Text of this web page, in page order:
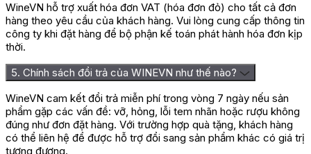
WineVN hỗ trợ xuất hóa đơn VAT (hóa đơn đỏ) cho tất cả đơn
hàng theo yêu cầu của khách hàng. Vui lòng cung cấp thông tin
công ty khi đặt hàng để bộ phận kế toán phát hành hóa đơn kịp
thời.
5. Chính sách đổi trả của WINEVN như thế nào?
WineVN cam kết đổi trả miễn phí trong vòng 7 ngày nếu sản
phẩm gặp các vấn đề: vỡ, hỏng, lỗi tem nhãn hoặc rượu không
đúng như đơn đặt hàng. Với trường hợp quà tặng, khách hàng
có thể liên hệ để được hỗ trợ đổi sang sản phẩm khác có giá trị
tương đương.